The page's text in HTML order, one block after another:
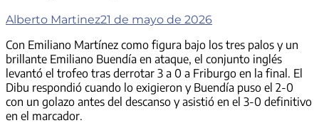
Alberto Martinez21 de mayo de 2026
Con Emiliano Martínez como figura bajo los tres palos y un
brillante Emiliano Buendía en ataque, el conjunto inglés
levantó el trofeo tras derrotar 3 a 0 a Friburgo en la final. El
Dibu respondió cuando lo exigieron y Buendía puso el 2-0
con un golazo antes del descanso y asistió en el 3-0 definitivo
en el marcador.